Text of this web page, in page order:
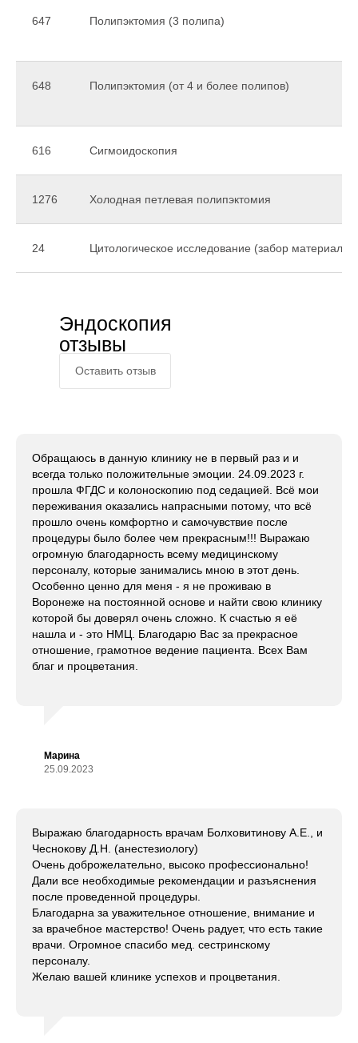
647 Полипэктомия (3 полипа)
648 Полипэктомия (от 4 и более полипов)
616 Сигмоидоскопия
1276 Холодная петлевая полипэктомия
24 Цитологическое исследование (забор материала)
Эндоскопия
отзывы
Оставить отзыв
Обращаюсь в данную клинику не в первый раз и и
всегда только положительные эмоции. 24.09.2023 г.
прошла ФГДС и колоноскопию под седацией. Всё мои
переживания оказались напрасными потому, что всё
прошло очень комфортно и самочувствие после
процедуры было более чем прекрасным!!! Выражаю
огромную благодарность всему медицинскому
персоналу, которые занимались мною в этот день.
Особенно ценно для меня - я не проживаю в
Воронеже на постоянной основе и найти свою клинику
которой бы доверял очень сложно. К счастью я её
нашла и - это НМЦ. Благодарю Вас за прекрасное
отношение, грамотное ведение пациента. Всех Вам
благ и процветания.
Марина
25.09.2023
Выражаю благодарность врачам Болховитинову А.Е., и
Чеснокову Д.Н. (анестезиологу)
Очень доброжелательно, высоко профессионально!
Дали все необходимые рекомендации и разъяснения
после проведенной процедуры.
Благодарна за уважительное отношение, внимание и
за врачебное мастерство! Очень радует, что есть такие
врачи. Огромное спасибо мед. сестринскому
персоналу.
Желаю вашей клинике успехов и процветания.